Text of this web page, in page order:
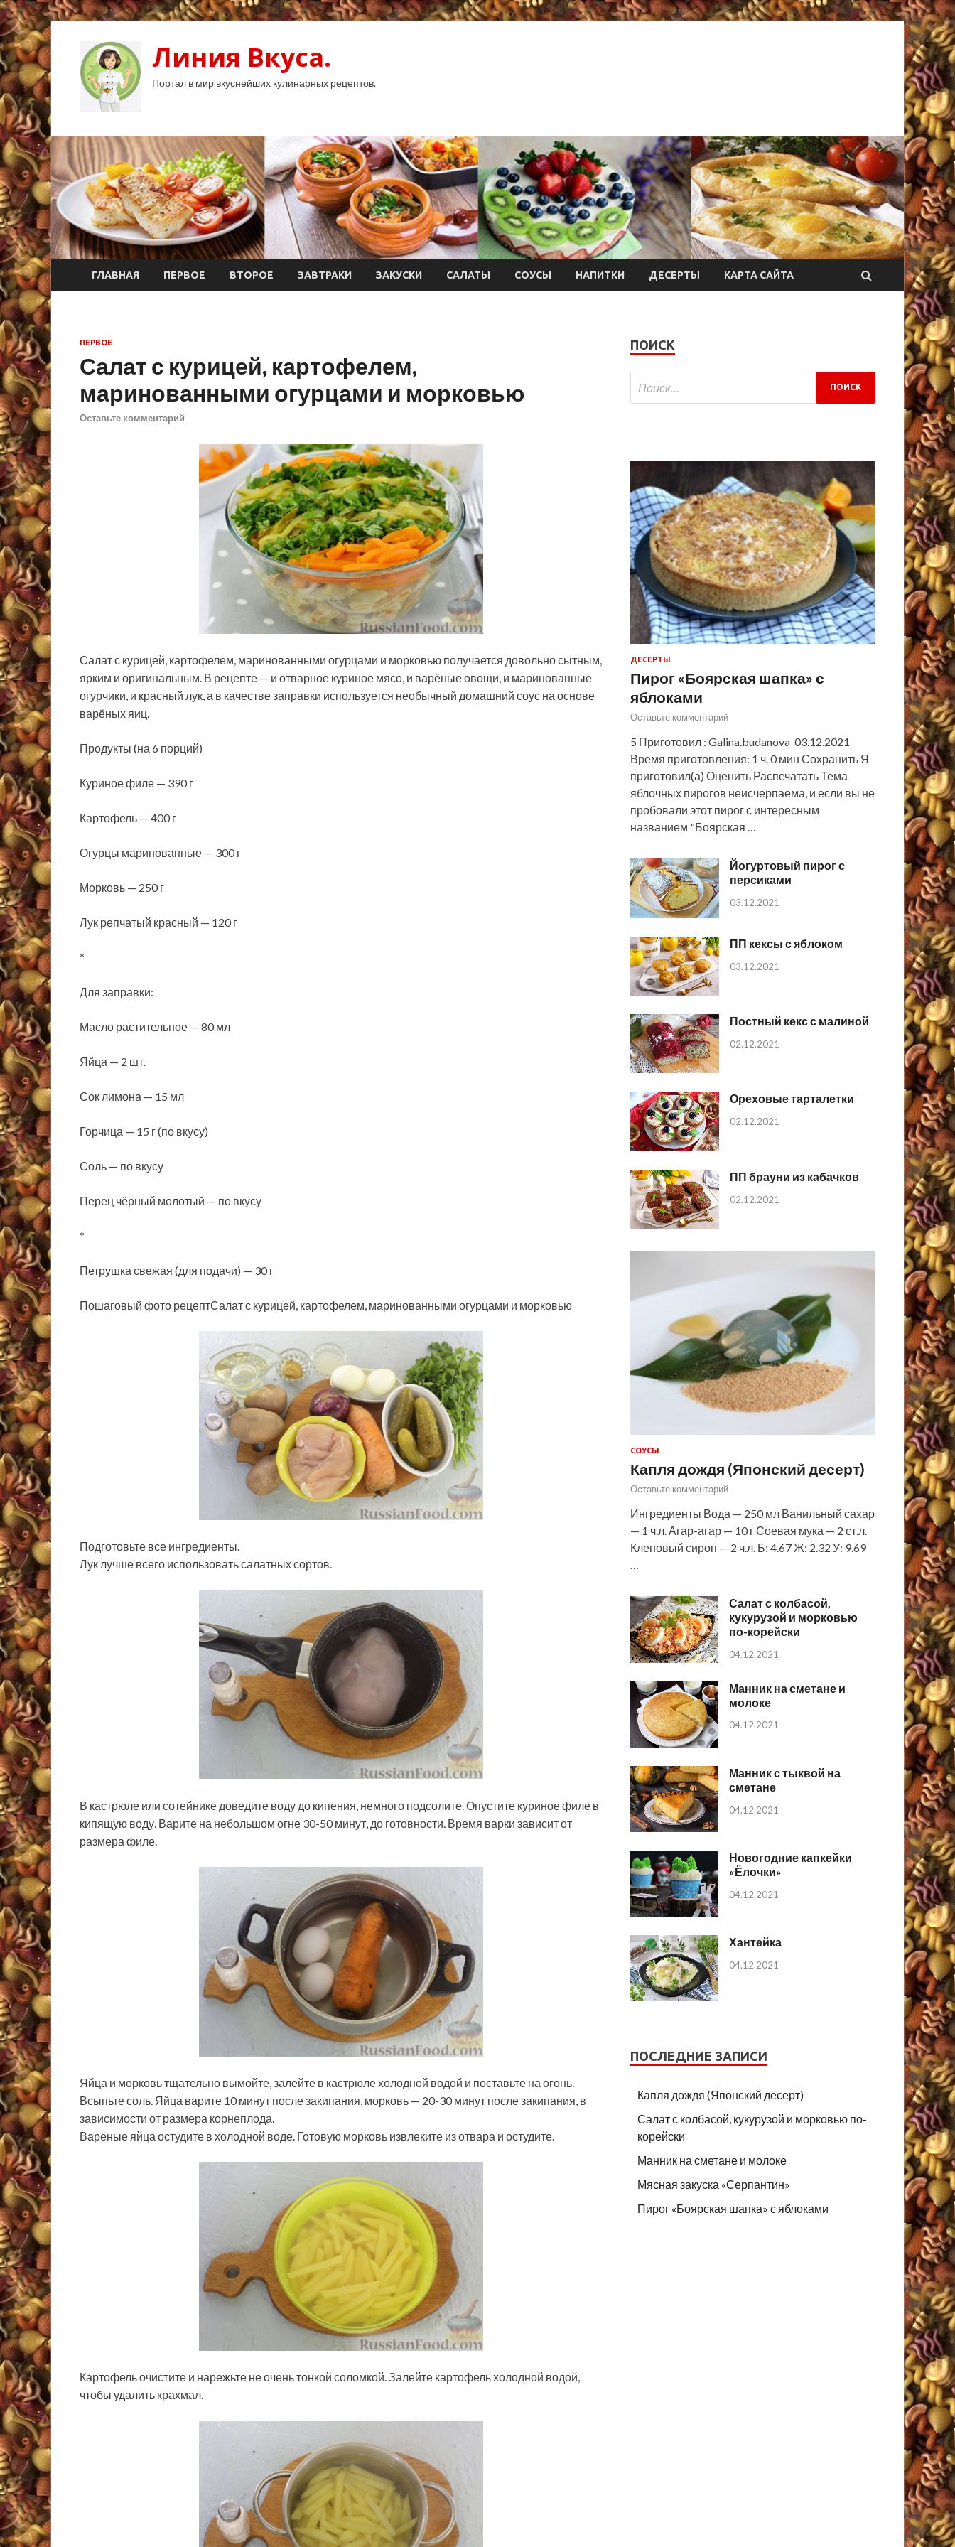
Линия Вкуса.
Портал в мир вкуснейших кулинарных рецептов.
ГЛАВНАЯ ПЕРВОЕ ВТОРОЕ ЗАВТРАКИ ЗАКУСКИ САЛАТЫ СОУСЫ НАПИТКИ ДЕСЕРТЫ КАРТА САЙТА
ПЕРВОЕ
Салат с курицей, картофелем,
маринованными огурцами и морковью
Оставьте комментарий
Салат с курицей, картофелем, маринованными огурцами и морковью получается довольно сытным,
ярким и оригинальным. В рецепте — и отварное куриное мясо, и варёные овощи, и маринованные
огурчики, и красный лук, а в качестве заправки используется необычный домашний соус на основе
варёных яиц.
Продукты (на 6 порций)
Куриное филе — 390 г
Картофель — 400 г
Огурцы маринованные — 300 г
Морковь — 250 г
Лук репчатый красный — 120 г
*
Для заправки:
Масло растительное — 80 мл
Яйца — 2 шт.
Сок лимона — 15 мл
Горчица — 15 г (по вкусу)
Соль — по вкусу
Перец чёрный молотый — по вкусу
*
Петрушка свежая (для подачи) — 30 г
Пошаговый фото рецептСалат с курицей, картофелем, маринованными огурцами и морковью
Подготовьте все ингредиенты.
Лук лучше всего использовать салатных сортов.
В кастрюле или сотейнике доведите воду до кипения, немного подсолите. Опустите куриное филе в
кипящую воду. Варите на небольшом огне 30-50 минут, до готовности. Время варки зависит от
размера филе.
Яйца и морковь тщательно вымойте, залейте в кастрюле холодной водой и поставьте на огонь.
Всыпьте соль. Яйца варите 10 минут после закипания, морковь — 20-30 минут после закипания, в
зависимости от размера корнеплода.
Варёные яйца остудите в холодной воде. Готовую морковь извлеките из отвара и остудите.
Картофель очистите и нарежьте не очень тонкой соломкой. Залейте картофель холодной водой,
чтобы удалить крахмал.
ПОИСК
ДЕСЕРТЫ
Пирог «Боярская шапка» с
яблоками
Оставьте комментарий
5 Приготовил : Galina.budanova 03.12.2021
Время приготовления: 1 ч. 0 мин Сохранить Я
приготовил(а) Оценить Распечатать Тема
яблочных пирогов неисчерпаема, и если вы не
пробовали этот пирог с интересным
названием "Боярская …
Йогуртовый пирог с
персиками
03.12.2021
ПП кексы с яблоком
03.12.2021
Постный кекс с малиной
02.12.2021
Ореховые тарталетки
02.12.2021
ПП брауни из кабачков
02.12.2021
СОУСЫ
Капля дождя (Японский десерт)
Оставьте комментарий
Ингредиенты Вода — 250 мл Ванильный сахар
— 1 ч.л. Агар-агар — 10 г Соевая мука — 2 ст.л.
Кленовый сироп — 2 ч.л. Б: 4.67 Ж: 2.32 У: 9.69
…
Салат с колбасой,
кукурузой и морковью
по-корейски
04.12.2021
Манник на сметане и
молоке
04.12.2021
Манник с тыквой на
сметане
04.12.2021
Новогодние капкейки
«Ёлочки»
04.12.2021
Хантейка
04.12.2021
ПОСЛЕДНИЕ ЗАПИСИ
Капля дождя (Японский десерт)
Салат с колбасой, кукурузой и морковью по-
корейски
Манник на сметане и молоке
Мясная закуска «Серпантин»
Пирог «Боярская шапка» с яблоками